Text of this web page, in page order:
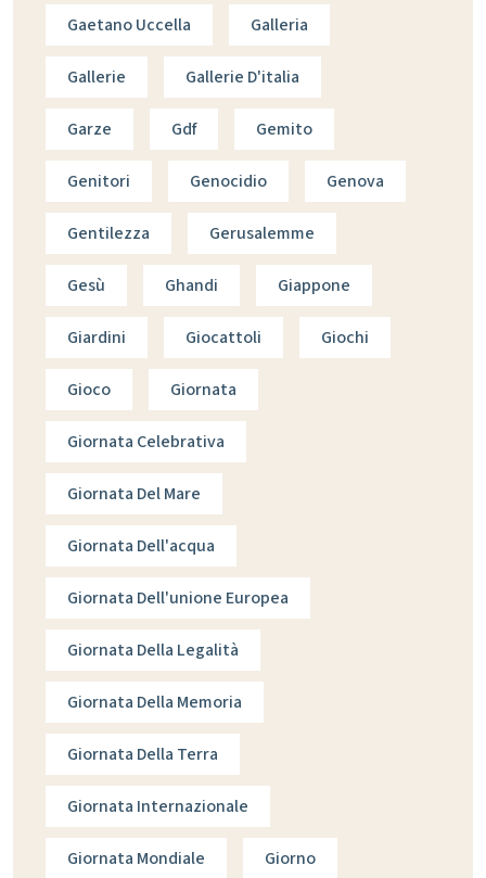
Gaetano Uccella Galleria
Gallerie Gallerie D'italia
Garze Gdf Gemito
Genitori Genocidio Genova
Gentilezza Gerusalemme
Gesù Ghandi Giappone
Giardini Giocattoli Giochi
Gioco Giornata
Giornata Celebrativa
Giornata Del Mare
Giornata Dell'acqua
Giornata Dell'unione Europea
Giornata Della Legalità
Giornata Della Memoria
Giornata Della Terra
Giornata Internazionale
Giornata Mondiale Giorno